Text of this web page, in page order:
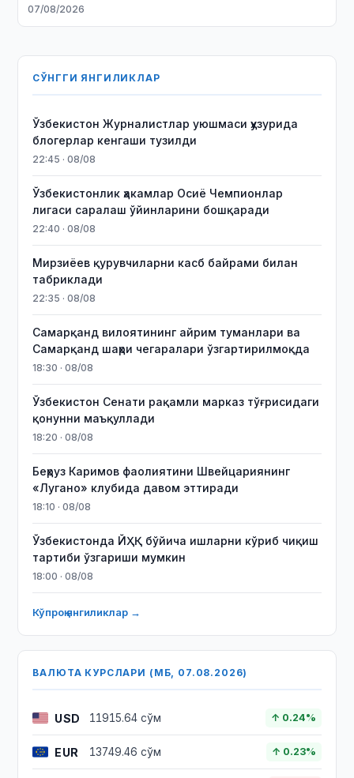
йўналишларини белгилаб берди
07/08/2026
СЎНГГИ ЯНГИЛИКЛАР
Ўзбекистон Журналистлар уюшмаси ҳузурида
блогерлар кенгаши тузилди
22:45 · 08/08
Ўзбекистонлик ҳакамлар Осиё Чемпионлар
лигаси саралаш ўйинларини бошқаради
22:40 · 08/08
Мирзиёев қурувчиларни касб байрами билан
табриклади
22:35 · 08/08
Самарқанд вилоятининг айрим туманлари ва
Самарқанд шаҳри чегаралари ўзгартирилмоқда
18:30 · 08/08
Ўзбекистон Сенати рақамли марказ тўғрисидаги
қонунни маъқуллади
18:20 · 08/08
Беҳруз Каримов фаолиятини Швейцариянинг
«Лугано» клубида давом эттиради
18:10 · 08/08
Ўзбекистонда ЙҲҚ бўйича ишларни кўриб чиқиш
тартиби ўзгариши мумкин
18:00 · 08/08
Кўпроқ янгиликлар →
ВАЛЮТА КУРСЛАРИ (МБ, 07.08.2026)
USD 11915.64 сўм ↑ 0.24%
EUR 13749.46 сўм ↑ 0.23%